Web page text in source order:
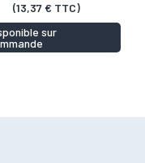
(13,37 € TTC)
sur